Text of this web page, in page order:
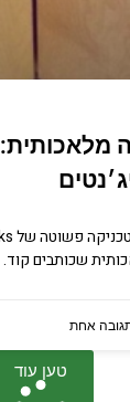
שכותבים קוד.
אחת
טען עוד